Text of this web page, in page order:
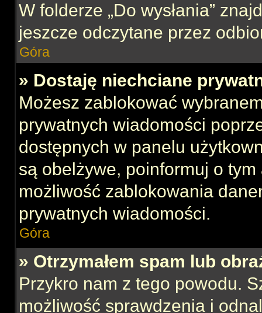
W folderze „Do wysłania”
jeszcze odczytane przez
Góra
» Dostaję niechciane
Możesz zablokować
prywatnych wiadomości
dostępnych w panelu
są obelżywe, poinformuj o
możliwość zablokowania
prywatnych wiadomości.
Góra
» Otrzymałem spam lub
Przykro nam z tego powodu.
możliwość sprawdzenia i